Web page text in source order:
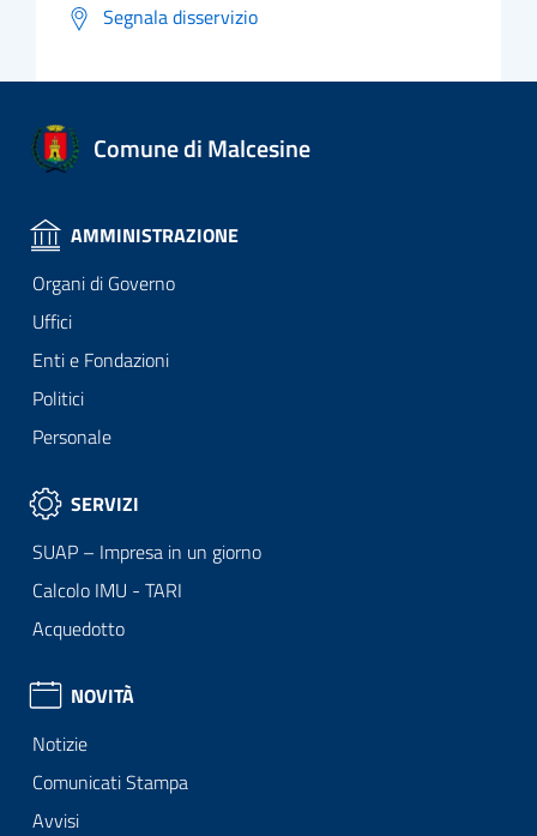
Segnala disservizio
Comune di Malcesine
AMMINISTRAZIONE
Organi di Governo
Uffici
Enti e Fondazioni
Politici
Personale
SERVIZI
SUAP – Impresa in un giorno
Calcolo IMU - TARI
Acquedotto
NOVITÀ
Notizie
Comunicati Stampa
Avvisi